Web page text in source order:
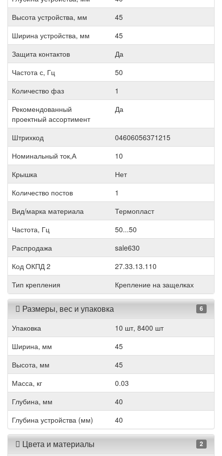
Высота устройства, мм
45
Ширина устройства, мм
45
Защита контактов
Да
Частота с, Гц
50
Количество фаз
1
Рекомендованный
проектный ассортимент
Да
Штрихкод
04606056371215
Номинальный ток,А
10
Крышка
Нет
Количество постов
1
Вид/марка материала
Термопласт
Частота, Гц
50...50
Распродажа
sale630
Код ОКПД 2
27.33.13.110
Тип крепления
Крепление на защелках
Размеры, вес и упаковка 6
Упаковка
10 шт, 8400 шт
Ширина, мм
45
Высота, мм
45
Масса, кг
0.03
Глубина, мм
40
Глубина устройства (мм)
40
Цвета и материалы 2